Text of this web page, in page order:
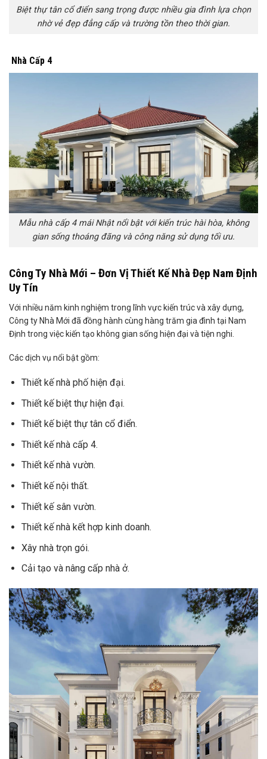
Biệt thự tân cổ điển sang trọng được nhiều gia đình lựa chọn
nhờ vẻ đẹp đẳng cấp và trường tồn theo thời gian.
Nhà Cấp 4
Mẫu nhà cấp 4 mái Nhật nổi bật với kiến trúc hài hòa, không
gian sống thoáng đãng và công năng sử dụng tối ưu.
Công Ty Nhà Mới – Đơn Vị Thiết Kế Nhà Đẹp Nam Định
Uy Tín
Với nhiều năm kinh nghiệm trong lĩnh vực kiến trúc và xây dựng,
Công ty Nhà Mới đã đồng hành cùng hàng trăm gia đình tại Nam
Định trong việc kiến tạo không gian sống hiện đại và tiện nghi.
Các dịch vụ nổi bật gồm:
Thiết kế nhà phố hiện đại.
Thiết kế biệt thự hiện đại.
Thiết kế biệt thự tân cổ điển.
Thiết kế nhà cấp 4.
Thiết kế nhà vườn.
Thiết kế nội thất.
Thiết kế sân vườn.
Thiết kế nhà kết hợp kinh doanh.
Xây nhà trọn gói.
Cải tạo và nâng cấp nhà ở.